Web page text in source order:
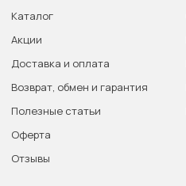
Каталог
Акции
Доставка и оплата
Возврат, обмен и гарантия
Полезные статьи
Оферта
Отзывы